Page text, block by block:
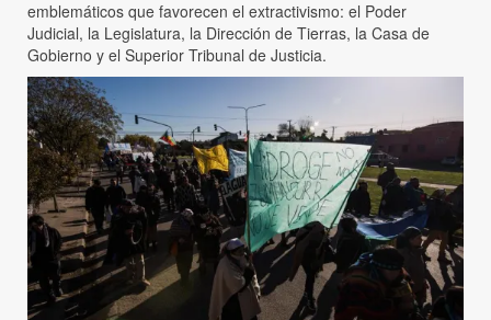
emblemáticos que favorecen el extractivismo: el Poder
Judicial, la Legislatura, la Dirección de Tierras, la Casa de
Gobierno y el Superior Tribunal de Justicia.